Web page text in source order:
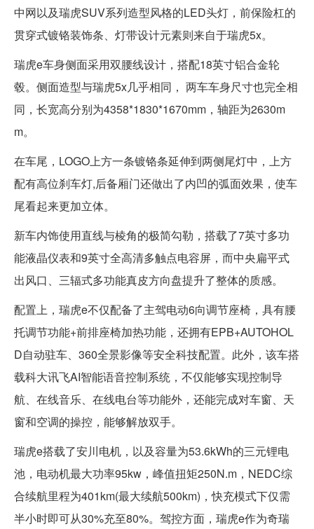
中网以及瑞虎SUV系列造型风格的LED头灯，前保险杠的
贯穿式镀铬装饰条、灯带设计元素则来自于瑞虎5x。
瑞虎e车身侧面采用双腰线设计，搭配18英寸铝合金轮
毂。侧面造型与瑞虎5x几乎相同， 两车车身尺寸也完全相
同，长宽高分别为4358*1830*1670mm，轴距为2630m
m。
在车尾，LOGO上方一条镀铬条延伸到两侧尾灯中，上方
配有高位刹车灯,后备厢门还做出了内凹的弧面效果，使车
尾看起来更加立体。
新车内饰使用直线与棱角的极简勾勒，搭载了7英寸多功
能液晶仪表和9英寸全高清多触点电容屏，而中央扁平式
出风口、三辐式多功能真皮方向盘提升了整体的质感。
配置上，瑞虎e不仅配备了主驾电动6向调节座椅，具有腰
托调节功能+前排座椅加热功能，还拥有EPB+AUTOHOL
D自动驻车、360全景影像等安全科技配置。此外，该车搭
载科大讯飞AI智能语音控制系统，不仅能够实现控制导
航、在线音乐、在线电台等功能外，还能完成对车窗、天
窗和空调的操控，能够解放双手。
瑞虎e搭载了安川电机，以及容量为53.6kWh的三元锂电
池，电动机最大功率95kw，峰值扭矩250N.m，NEDC综
合续航里程为401km(最大续航500km)，快充模式下仅需
半小时即可从30%充至80%。驾控方面，瑞虎e作为奇瑞